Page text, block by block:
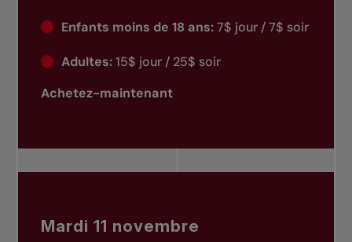
Enfants moins de 18 ans:7$ jour / 7$ soir
Adultes:15$ jour / 25$ soir
Achetez-maintenant
Mardi 11 novembre